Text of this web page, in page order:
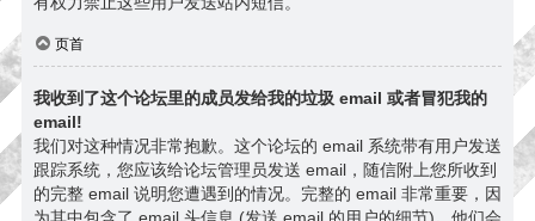
页首
我收到了这个论坛里的成员发给我的垃圾 email 或者冒犯我的
email!
我们对这种情况非常抱歉。这个论坛的 email 系统带有用户发送
跟踪系统，您应该给论坛管理员发送 email，随信附上您所收到
的完整 email 说明您遭遇到的情况。完整的 email 非常重要，因
为其中包含了 email 头信息 (发送 email 的用户的细节)。他们会